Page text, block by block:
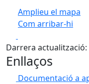
Amplieu el mapa
Com arribar-hi
+
−
Darrera actualització:
Enllaços
Documentació a